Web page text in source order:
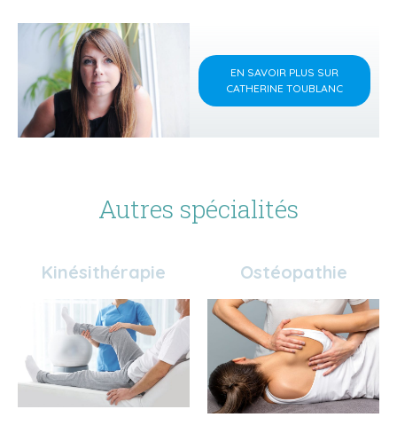
EN SAVOIR PLUS SUR
CATHERINE TOUBLANC
Autres spécialités
Kinésithérapie Ostéopathie